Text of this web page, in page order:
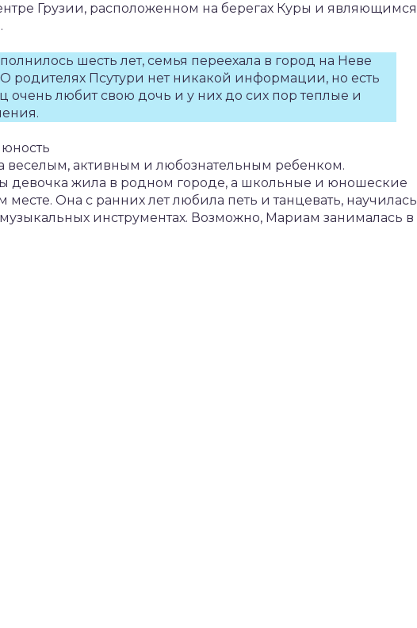
Грузии, расположенном на берегах Куры и являющимся
шесть лет, семья переехала в город на Неве
родителях Псутури нет никакой информации, но есть
очень любит свою дочь и у них до сих пор теплые и
веселым, активным и любознательным ребенком.
девочка жила в родном городе, а школьные и юношеские
месте. Она с ранних лет любила петь и танцевать, научилась
инструментах. Возможно, Мариам занималась в